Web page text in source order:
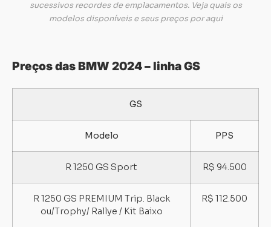
sucessivos recordes de emplacamentos. Veja quais os
modelos disponíveis e seus preços por aqui
Preços das BMW 2024 – linha GS
GS
Modelo PPS
R 1250 GS Sport R$ 94.500
R 1250 GS PREMIUM Trip. Black
ou/Trophy/ Rallye / Kit Baixo
R$ 112.500